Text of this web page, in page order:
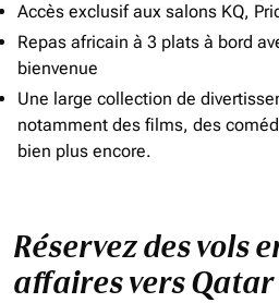
Accès exclusif aux salons KQ,
Repas africain à 3 plats à bord
bienvenue
Une large collection de
notamment des films, des
bien plus encore.
Réservez des vols
affaires vers Qatar